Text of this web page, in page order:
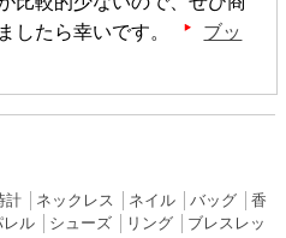
したら幸いです。
ブッ
計│ ネックレス ネイル│ バッグ│ 香
レル│ シューズ│ リング│ ブレスレッ